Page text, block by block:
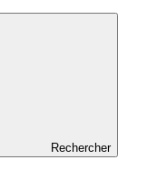
Rechercher